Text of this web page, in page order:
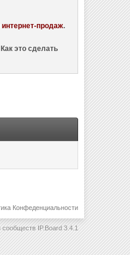
интернет-продаж.
это сделать
Конфеденциальности
сообществ IP.Board 3.4.1